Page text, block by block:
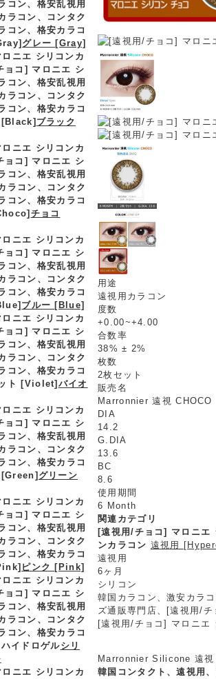
コン、格安乱視用
ラコン、コンタク
コン、格安カラコ
グレー [Gray]
ニエ シリコンカ
ョコ] マロニエ シ
コン、格安乱視用
ラコン、コンタク
コン、格安カラコ
[Black] ブラック
ニエ シリコンカ
ョコ] マロニエ シ
コン、格安乱視用
ラコン、コンタク
コン、格安カラコ
チョコ
ニエ シリコンカ
ョコ] マロニエ シ
コン、格安乱視用
ラコン、コンタク
コン、格安カラコ
ブルー [Blue]
ニエ シリコンカ
ョコ] マロニエ シ
コン、格安乱視用
ラコン、コンタク
コン、格安カラコ
ト [Violet] バイオ
ニエ シリコンカ
ョコ] マロニエ シ
コン、格安乱視用
ラコン、コンタク
コン、格安カラコ
[Green] グリーン
ニエ シリコンカ
ョコ] マロニエ シ
コン、格安乱視用
ラコン、コンタク
コン、格安カラコ
ピンク [Pink]
ニエ シリコンカ
ョコ] マロニエ シ
コン、格安乱視用
ラコン、コンタク
コン、格安カラコ
イドロゲルシリ
ニエ シリコンカ
用途
遠視用カラコン
度数
+0.00~+4.00
合数率
38% ± 2%
枚数
2枚セット
販売名
Marronnier 遠視 CHOCO
DIA
14.2
G.DIA
13.6
BC
8.6
使用期間
6 Month
関連カテゴリ
[遠視用/チョコ] マロニエ
ンカラコン 遠視用
遠視用
6ヶ月
シリコン
韓国カラコン、激安カラ
ズ通販専門店、[遠視用/
[遠視用/チョコ] マロニエ
Marronnier Silicone 遠視
韓国コンタクト、遠視用